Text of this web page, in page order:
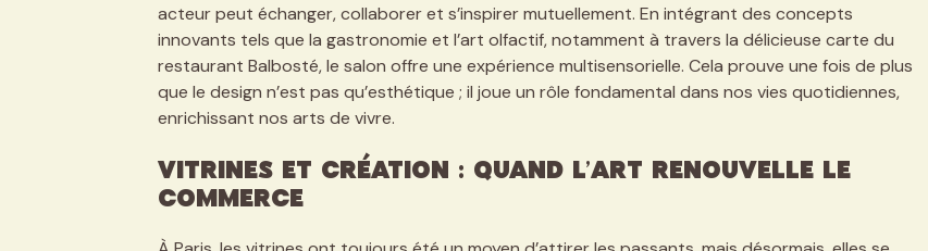
acteur peut échanger, collaborer et s’inspirer mutuellement. En intégrant des concepts
innovants tels que la gastronomie et l’art olfactif, notamment à travers la délicieuse carte du
restaurant Balbosté, le salon offre une expérience multisensorielle. Cela prouve une fois de plus
que le design n’est pas qu’esthétique ; il joue un rôle fondamental dans nos vies quotidiennes,
enrichissant nos arts de vivre.
Vitrines et Création : Quand l’Art Renouvelle le
Commerce